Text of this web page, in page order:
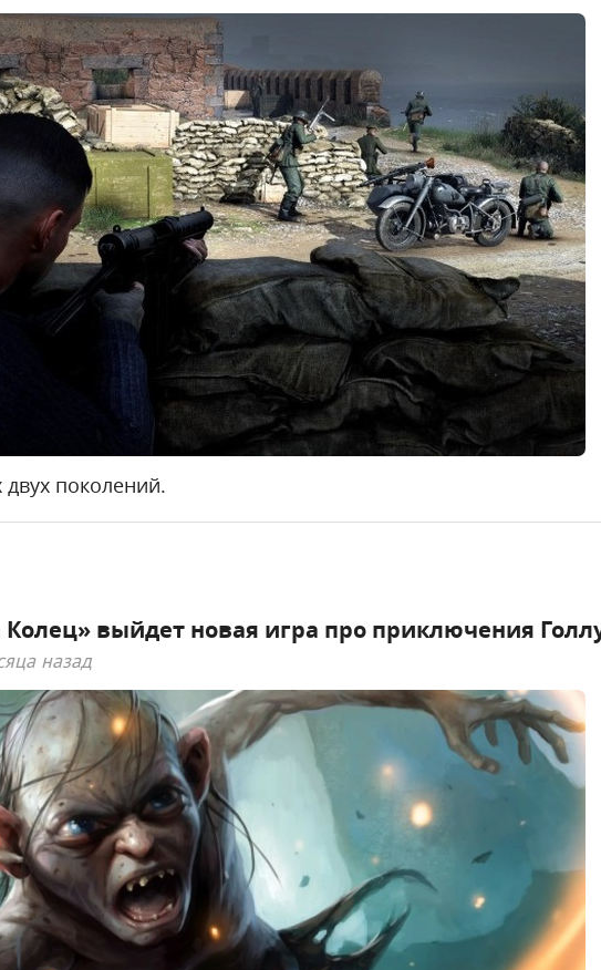
поколений.
Колец» выйдет новая игра про приключения
назад